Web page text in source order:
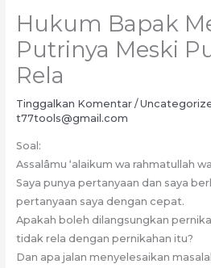
Hukum Bapak
Putrinya Meski
Rela
Tinggalkan Komentar /
t77tools@gmail.com
Soal:
Assalâmu ‘alaikum wa rahmatullah
Saya punya pertanyaan dan saya
pertanyaan saya dengan cepat.
Apakah boleh dilangsungkan
tidak rela dengan pernikahan itu?
Dan apa jalan menyelesaikan